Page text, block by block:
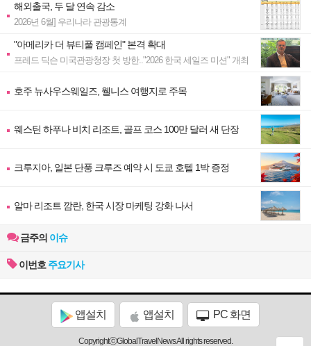
해외출국, 두 달 연속 감소
2026년 6월] 우리나라 관광통계
"아메리카 더 뷰티풀 캠페인" 본격 확대
프레드 딕슨 미국관광청장 첫 방한.."2026 한국 세일즈 미션" 개최
호주 뉴사우스웨일즈, 웰니스 여행지로 주목
웨스틴 하푸나 비치 리조트, 골프 코스 100만 달러 새 단장
크루지아, 일본 단풍 크루즈 예약 시 도쿄 호텔 1박 증정
알마 리조트 깜란, 한국 시장 마케팅 강화 나서
금주의 이슈
이번호 주요기사
앱설치 앱설치 PC 화면
CopyrightⓒGlobalTravelNews All rights reserved.